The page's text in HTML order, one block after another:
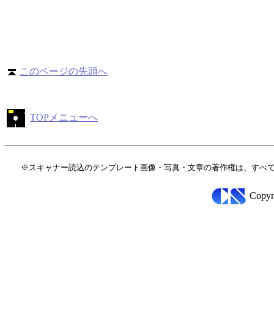
このページの先頭へ
TOPメニューへ
※スキャナー読込のテンプレート画像・写真・文章の著作権は、す